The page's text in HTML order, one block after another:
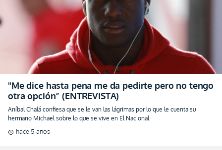
"Me dice hasta pena me da pedirte pero no tengo
otra opción” (ENTREVISTA)
Aníbal Chalá confiesa que se le van las lágrimas por lo que le cuenta su
hermano Michael sobre lo que se vive en El Nacional
schedule hace 5 años